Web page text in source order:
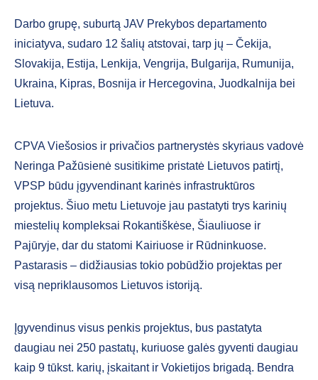
Darbo grupę, suburtą JAV Prekybos departamento
iniciatyva, sudaro 12 šalių atstovai, tarp jų – Čekija,
Slovakija, Estija, Lenkija, Vengrija, Bulgarija, Rumunija,
Ukraina, Kipras, Bosnija ir Hercegovina, Juodkalnija bei
Lietuva.
CPVA Viešosios ir privačios partnerystės skyriaus vadovė
Neringa Pažūsienė susitikime pristatė Lietuvos patirtį,
VPSP būdu įgyvendinant karinės infrastruktūros
projektus. Šiuo metu Lietuvoje jau pastatyti trys karinių
miestelių kompleksai Rokantiškėse, Šiauliuose ir
Pajūryje, dar du statomi Kairiuose ir Rūdninkuose.
Pastarasis – didžiausias tokio pobūdžio projektas per
visą nepriklausomos Lietuvos istoriją.
Įgyvendinus visus penkis projektus, bus pastatyta
daugiau nei 250 pastatų, kuriuose galės gyventi daugiau
kaip 9 tūkst. karių, įskaitant ir Vokietijos brigadą. Bendra